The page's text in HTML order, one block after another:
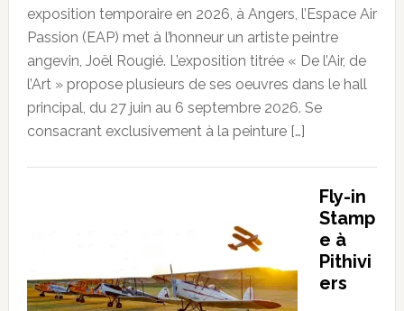
exposition temporaire en 2026, à Angers, l’Espace Air
Passion (EAP) met à l’honneur un artiste peintre
angevin, Joël Rougié. L’exposition titrée « De l’Air, de
l’Art » propose plusieurs de ses oeuvres dans le hall
principal, du 27 juin au 6 septembre 2026. Se
consacrant exclusivement à la peinture […]
Fly-in
Stamp
e à
Pithivi
ers